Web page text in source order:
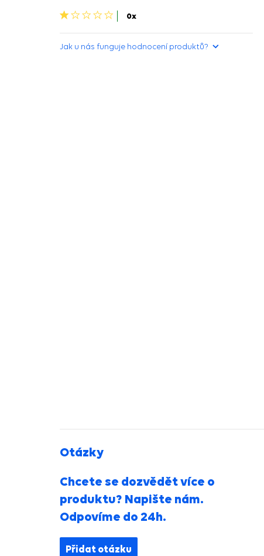
1
0x
Jak u nás funguje hodnocení produktů?
Otázky
Chcete se dozvědět více o
produktu? Napište nám.
Odpovíme do 24h.
Přidat otázku